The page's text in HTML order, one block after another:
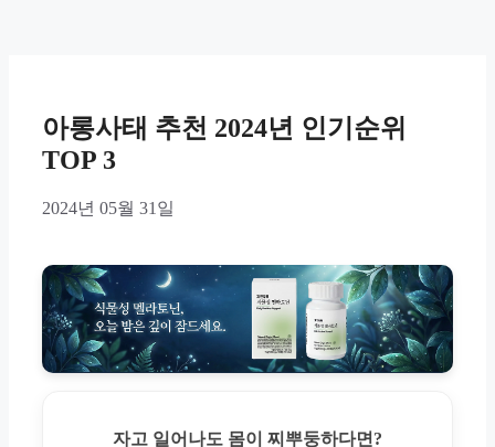
아롱사태 추천 2024년 인기순위
TOP 3
2024년 05월 31일
자고 일어나도 몸이 찌뿌둥하다면?